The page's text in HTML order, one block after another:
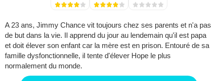
A 23 ans, Jimmy Chance vit toujours chez ses parents et n'a pas
de but dans la vie. Il apprend du jour au lendemain qu'il est papa
et doit élever son enfant car la mère est en prison. Entouré de sa
famille dysfonctionnelle, il tente d'élever Hope le plus
normalement du monde.